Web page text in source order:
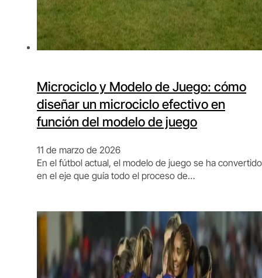
Microciclo y Modelo de Juego: cómo
diseñar un microciclo efectivo en
función del modelo de juego
11 de marzo de 2026
En el fútbol actual, el modelo de juego se ha convertido
en el eje que guía todo el proceso de…